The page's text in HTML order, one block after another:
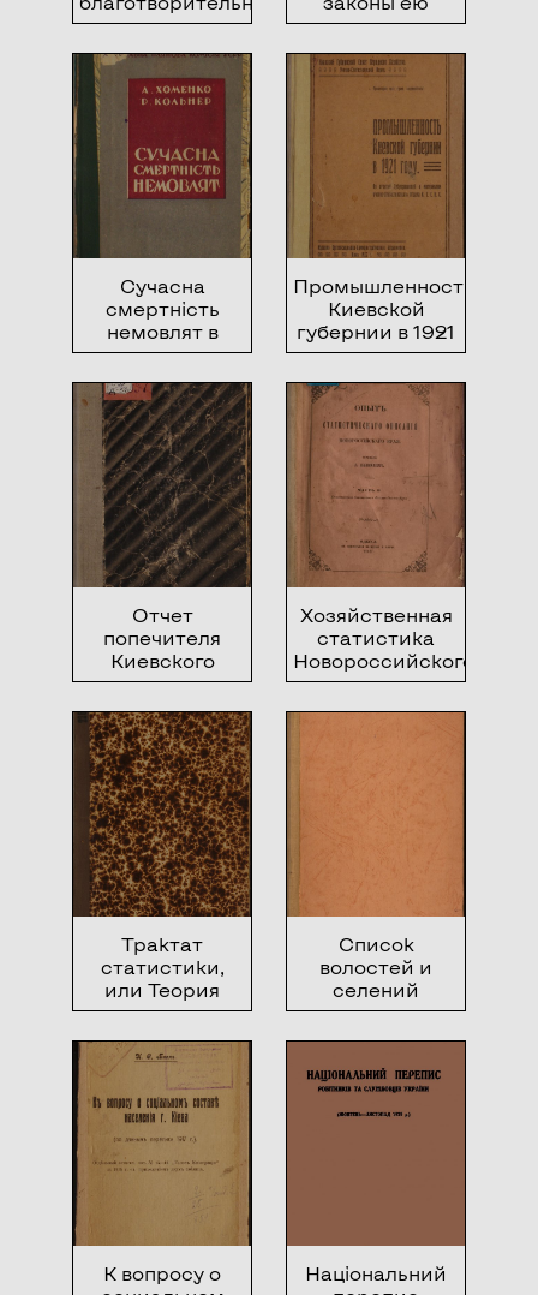
отделам
управляющие
Сучасна
смертність
немовлят в
УСРР
Промышленность
Киевской
губернии в 1921
году
Отчет
попечителя
Киевского
учебного округа
о состоянии
учебных
заведений и
учреждений
округа за 1913
год
Хозяйственная
статистика
Новороссийского
края
Трактат
статистики,
или Теория
изучения
законов, по
которым
развиваются
социальные
факты
Список
волостей и
селений
Харьковской
губернии,
Оценочно-
старост в 1913
К вопросу о
Національний